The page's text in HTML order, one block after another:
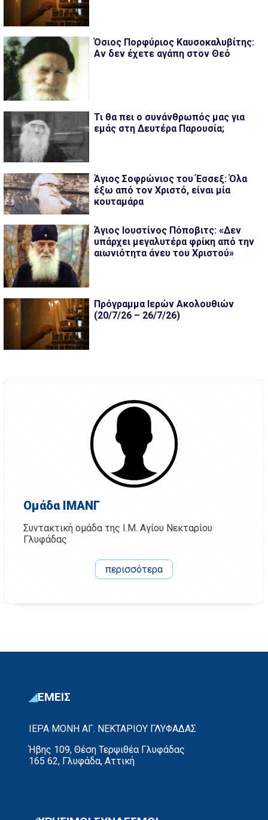
Όσιος Πορφύριος Καυσοκαλυβίτης:
Αν δεν έχετε αγάπη στον Θεό
Τι θα πει ο συνάνθρωπός μας για
εμάς στη Δευτέρα Παρουσία;
Άγιος Σοφρώνιος του Έσσεξ: Όλα
έξω από τον Χριστό, είναι μία
κουταμάρα
Άγιος Ιουστίνος Πόποβιτς: «Δεν
υπάρχει μεγαλυτέρα φρίκη από την
αιωνιότητα άνευ του Χριστού»
Πρόγραμμα Ιερών Ακολουθιών
(20/7/26 – 26/7/26)
Ομάδα ΙΜΑΝΓ
Συντακτική ομάδα της Ι.Μ. Αγίου Νεκταρίου
Γλυφάδας
περισσότερα
ΕΜΕΙΣ
ΙΕΡΑ ΜΟΝΗ ΑΓ. ΝΕΚΤΑΡΙΟΥ ΓΛΥΦΑΔΑΣ
Ήβης 109, Θέση Τερψιθέα Γλυφάδας
165 62, Γλυφάδα, Αττική